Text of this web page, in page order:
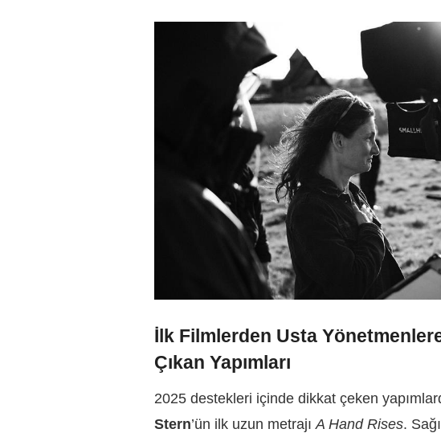
İlk Filmlerden Usta
Çıkan Yapımları
2025 destekleri içinde dikkat çeken
Stern’ün ilk uzun metrajı A Hand Rises.